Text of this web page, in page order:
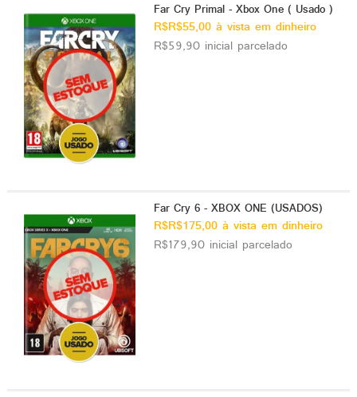
Far Cry Primal - Xbox One ( Usado )
R$R$55,00 à vista em dinheiro
R$59,90 inicial parcelado
Far Cry 6 - XBOX ONE (USADOS)
R$R$175,00 à vista em dinheiro
R$179,90 inicial parcelado